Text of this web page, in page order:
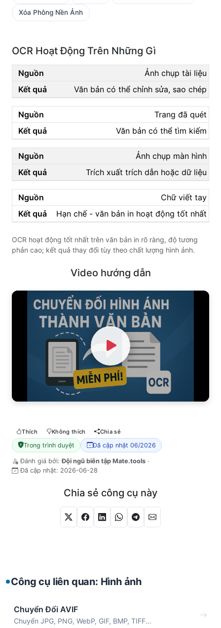
Xóa Phông Nền Ảnh
OCR Hoạt Động Trên Những Gì
Ảnh chụp tài liệu
Văn bản có thể chỉnh sửa, sao chép
Trang đã quét
Văn bản có thể tìm kiếm
Ảnh chụp màn hình
Trích xuất trích dẫn hoặc dữ liệu
Chữ viết tay
Hạn chế - văn bản in hoạt động tốt nhất
OCR hoạt động tốt nhất trên văn bản in rõ ràng, độ tương
phản cao; kết quả thay đổi tùy theo chất lượng hình ảnh.
Video hướng dẫn
Watch Video
Thích Không thích Chia sẻ
Trong trình duyệt Đã cập nhật 06/2026
Đánh giá bởi:Đội ngũ biên tập Mate.tools ·
Đã cập nhật: 2026-06-28
Chia sẻ công cụ này
Công cụ liên quan: Hình ảnh
Chuyển Đổi AVIF
Chuyển JPG, PNG, WebP, GIF, BMP, TIFF...